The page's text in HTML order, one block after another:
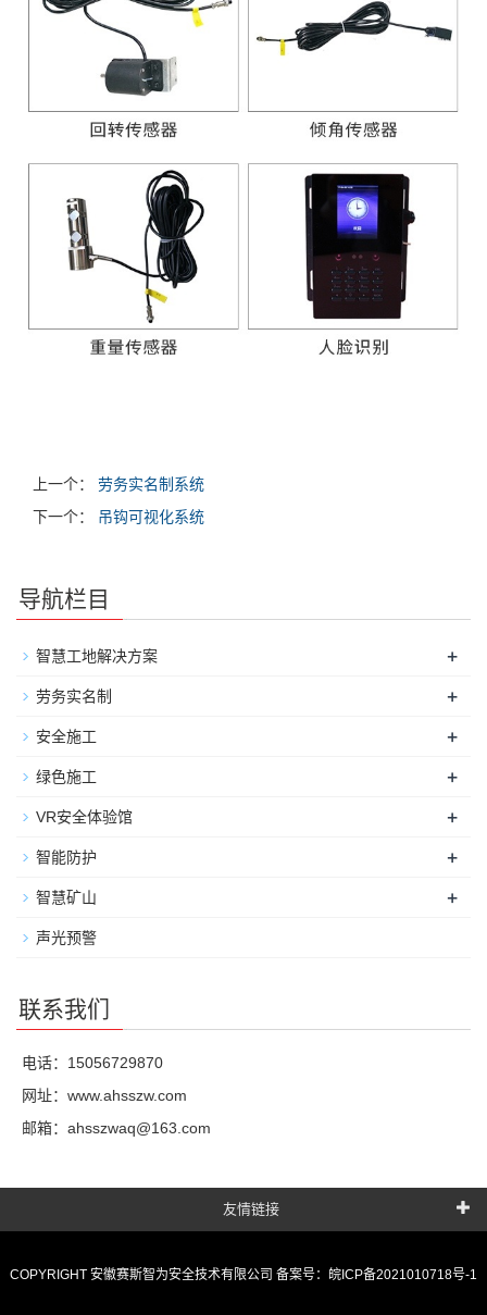
上一个： 劳务实名制系统
下一个： 吊钩可视化系统
导航栏目
智慧工地解决方案 +
劳务实名制 +
安全施工 +
绿色施工 +
VR安全体验馆 +
智能防护 +
智慧矿山 +
声光预警
联系我们
电话：15056729870
网址： www.ahsszw.com
邮箱：ahsszwaq@163.com
友情链接
COPYRIGHT 安徽赛斯智为安全技术有限公司 备案号： 皖ICP备2021010718号-1